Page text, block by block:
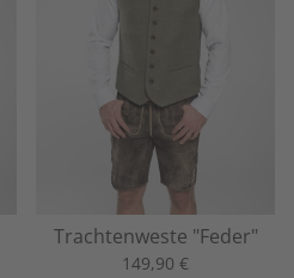
Trachtenweste "Feder"
149,90 €